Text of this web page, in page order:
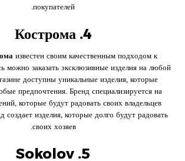
покупателей.
4. Кострома
известен своим качественным подходом к
можно заказать эксклюзивные изделия на любой
доступны уникальные изделия, которые
предпочтения. Бренд специализируется на
которые будут радовать своих владельцев
создает изделия, которые долго будут радовать
своих хозяев.
5. Sokolov